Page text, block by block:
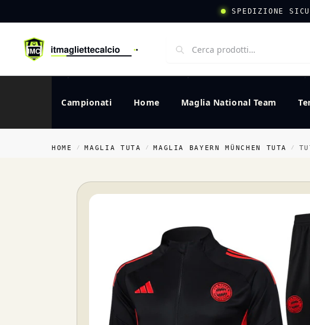
SPEDIZIONE
Campionati Home Maglia National Team
HOME / MAGLIA TUTA / MAGLIA BAYERN MÜNCHEN TUTA /